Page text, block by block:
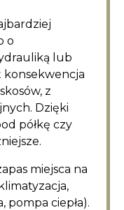
o
lub
konsekwencja
z
Dzięki
półkę czy
miejsca na
pompa ciepła).